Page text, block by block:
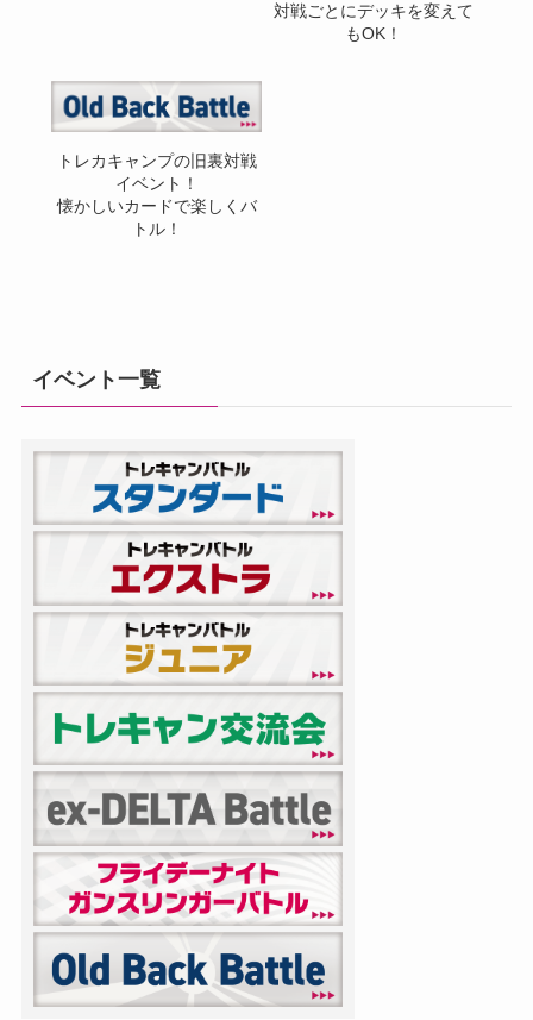
対戦ごとにデッキを変えて
もOK！
トレカキャンプの旧裏対戦
イベント！
懐かしいカードで楽しくバ
トル！
イベント一覧